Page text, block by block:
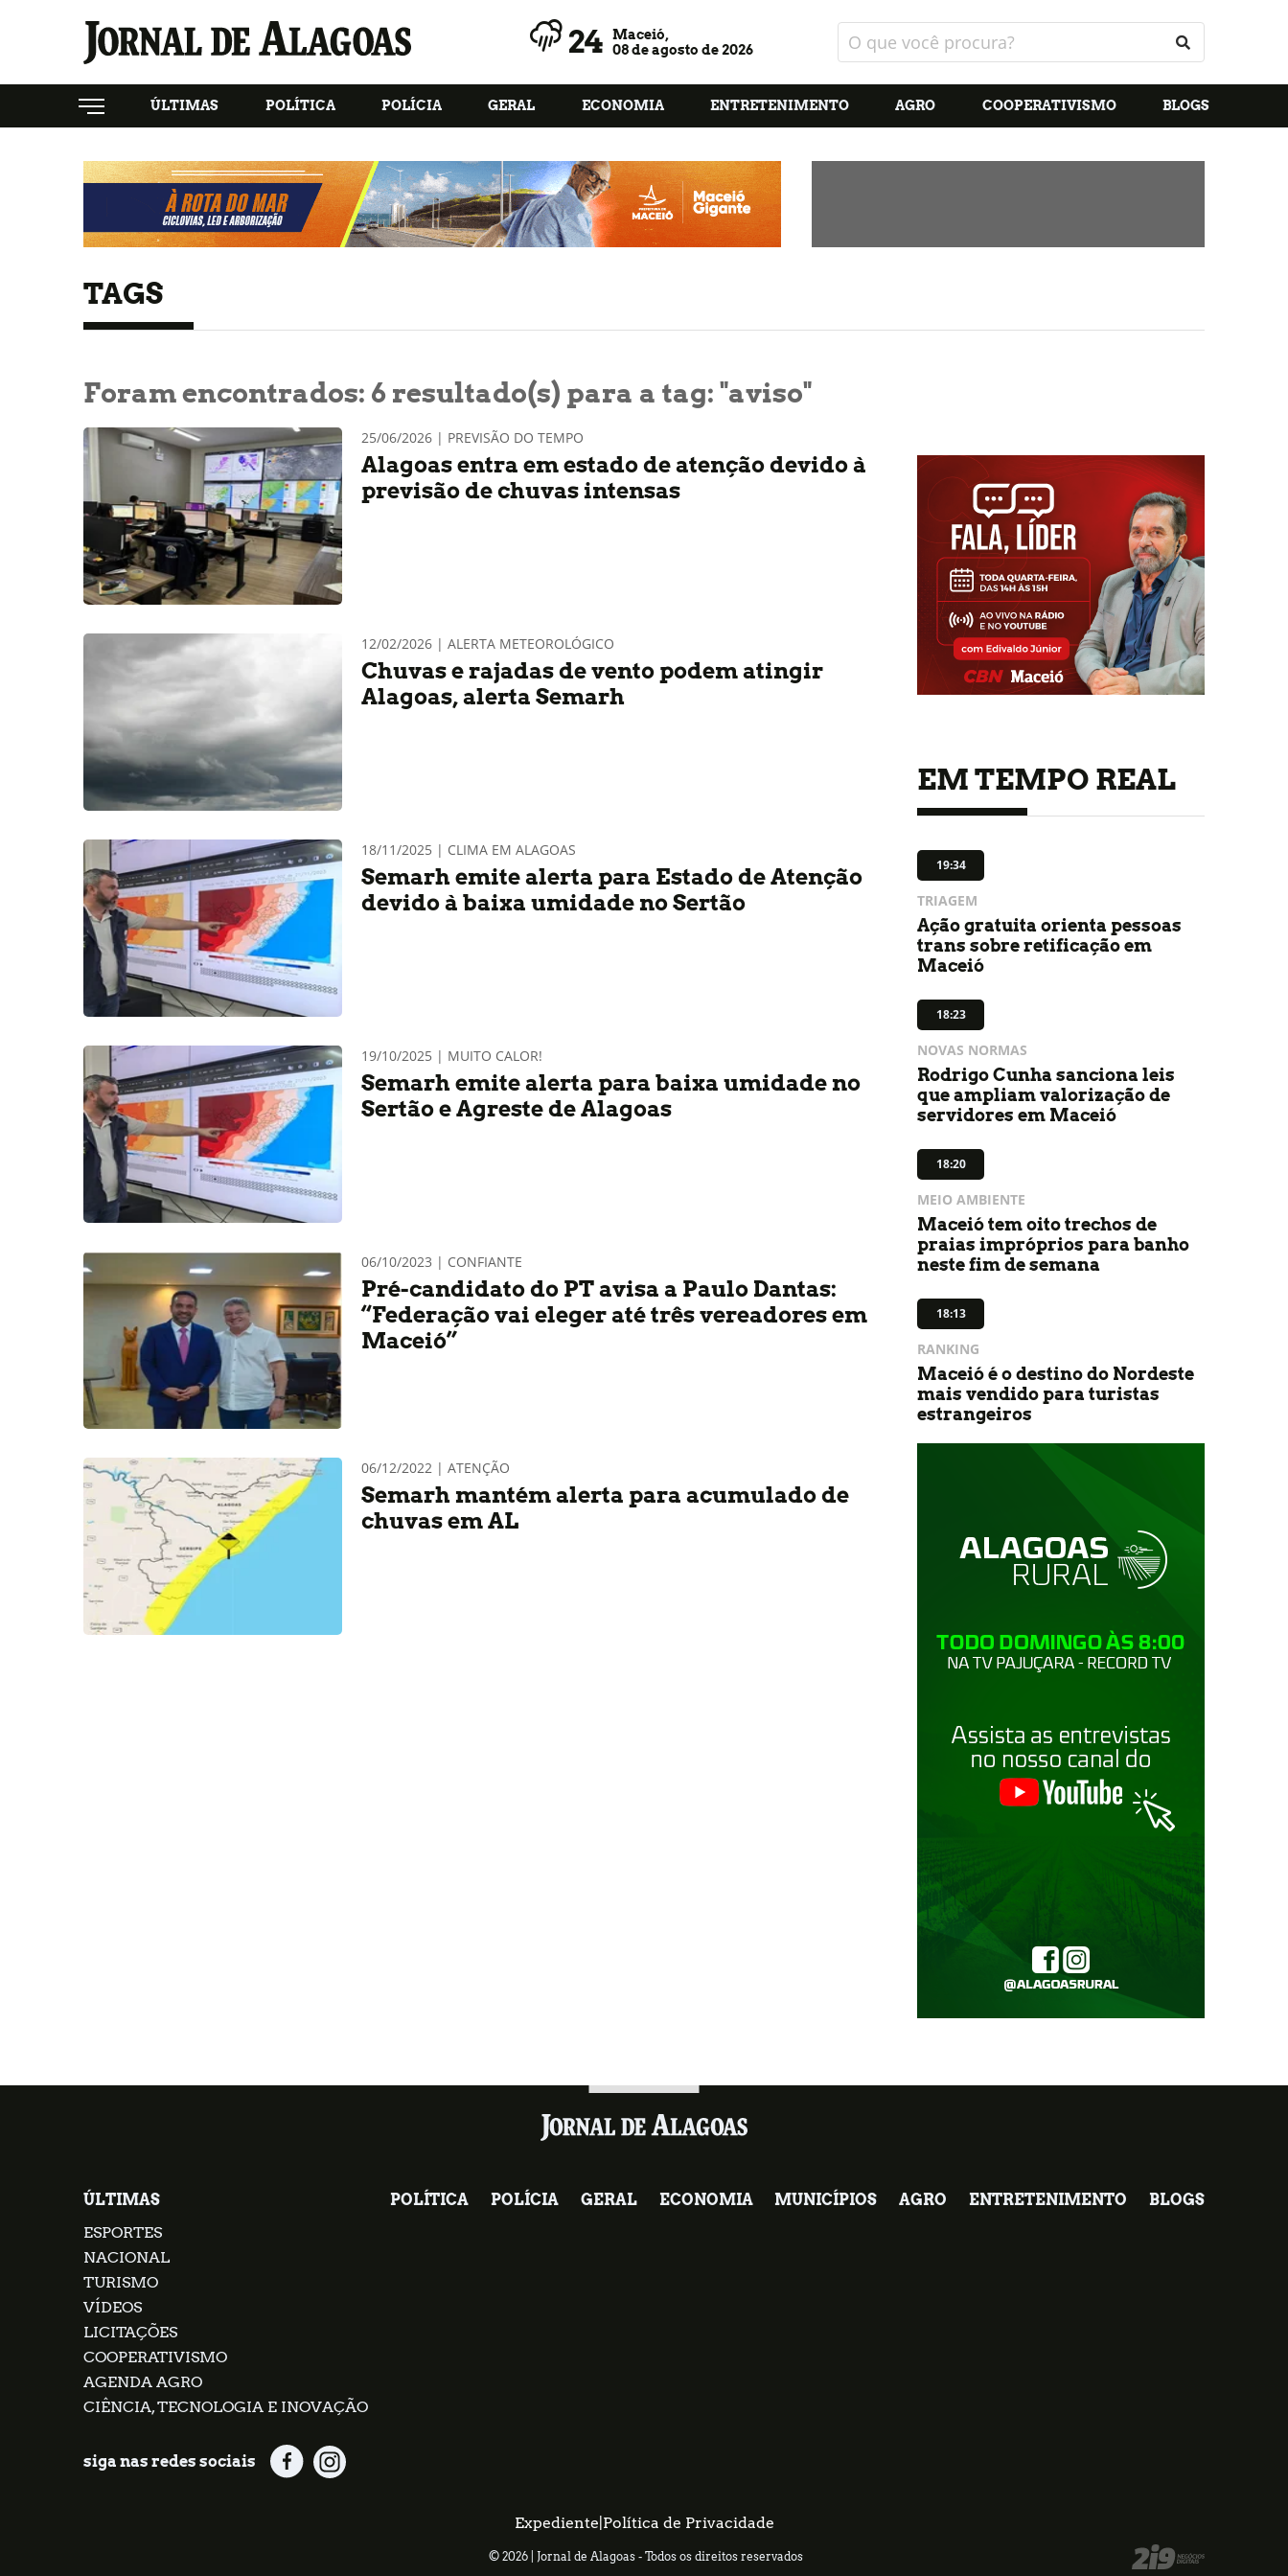
24
Maceió,
08 de agosto de 2026
ÚLTIMAS POLÍTICA POLÍCIA GERAL ECONOMIA ENTRETENIMENTO AGRO COOPERATIVISMO BLOGS
TAGS
Foram encontrados: 6 resultado(s) para a tag: "aviso"
25/06/2026 | PREVISÃO DO TEMPO
Alagoas entra em estado de atenção devido à
previsão de chuvas intensas
12/02/2026 | ALERTA METEOROLÓGICO
Chuvas e rajadas de vento podem atingir
Alagoas, alerta Semarh
18/11/2025 | CLIMA EM ALAGOAS
Semarh emite alerta para Estado de Atenção
devido à baixa umidade no Sertão
19/10/2025 | MUITO CALOR!
Semarh emite alerta para baixa umidade no
Sertão e Agreste de Alagoas
06/10/2023 | CONFIANTE
Pré-candidato do PT avisa a Paulo Dantas:
“Federação vai eleger até três vereadores em
Maceió”
06/12/2022 | ATENÇÃO
Semarh mantém alerta para acumulado de
chuvas em AL
EM TEMPO REAL
19:34
TRIAGEM
Ação gratuita orienta pessoas
trans sobre retificação em
Maceió
18:23
NOVAS NORMAS
Rodrigo Cunha sanciona leis
que ampliam valorização de
servidores em Maceió
18:20
MEIO AMBIENTE
Maceió tem oito trechos de
praias impróprios para banho
neste fim de semana
18:13
RANKING
Maceió é o destino do Nordeste
mais vendido para turistas
estrangeiros
ÚLTIMAS
ESPORTES
NACIONAL
TURISMO
VÍDEOS
LICITAÇÕES
COOPERATIVISMO
AGENDA AGRO
CIÊNCIA, TECNOLOGIA E INOVAÇÃO
POLÍTICA POLÍCIA GERAL ECONOMIA MUNICÍPIOS AGRO ENTRETENIMENTO BLOGS
siga nas redes sociais
Expediente Política de Privacidade
© 2026 | Jornal de Alagoas - Todos os direitos reservados